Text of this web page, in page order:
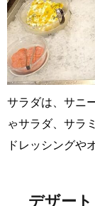
サラダは、サニ
ゃサラダ、サラ
ドレッシングや
デザート